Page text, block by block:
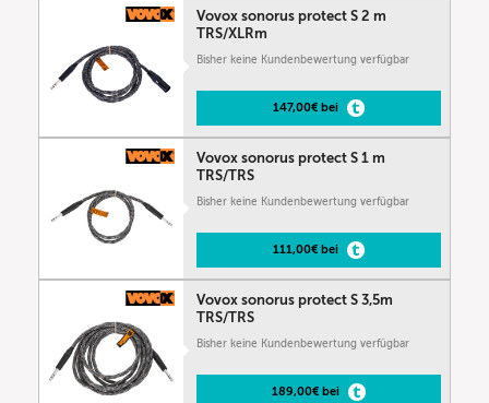
Vovox sonorus protect S 2 m
TRS/XLRm
Bisher keine Kundenbewertung verfügbar
147,00€ bei
Vovox sonorus protect S 1 m
TRS/TRS
Bisher keine Kundenbewertung verfügbar
111,00€ bei
Vovox sonorus protect S 3,5m
TRS/TRS
Bisher keine Kundenbewertung verfügbar
189,00€ bei